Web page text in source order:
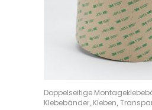
OPTIONS
Doppelseitige
Klebebänder, Kleben,